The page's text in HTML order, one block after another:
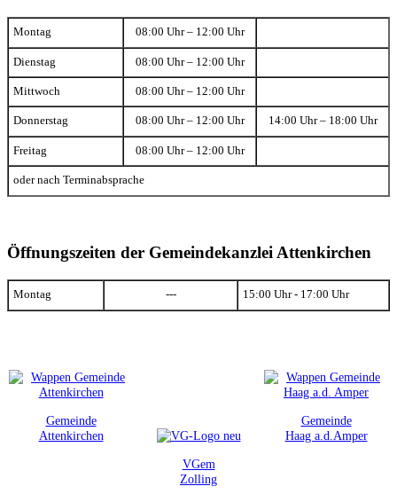
Montag 08:00 Uhr – 12:00 Uhr
Dienstag 08:00 Uhr – 12:00 Uhr
Mittwoch 08:00 Uhr – 12:00 Uhr
Donnerstag 08:00 Uhr – 12:00 Uhr 14:00 Uhr – 18:00 Uhr
Freitag 08:00 Uhr – 12:00 Uhr
oder nach Terminabsprache
Öffnungszeiten der Gemeindekanzlei Attenkirchen
Montag --- 15:00 Uhr - 17:00 Uhr
Gemeinde
Attenkirchen
VGem
Zolling
Gemeinde
Haag a.d.Amper